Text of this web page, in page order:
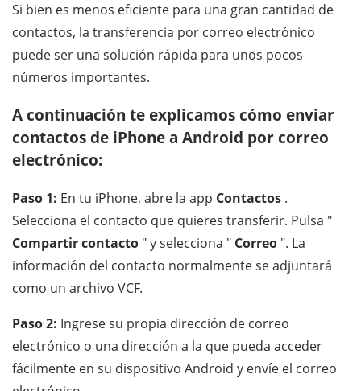
Si bien es menos eficiente para una gran cantidad de
contactos, la transferencia por correo electrónico
puede ser una solución rápida para unos pocos
números importantes.
A continuación te explicamos cómo enviar
contactos de iPhone a Android por correo
electrónico:
Paso 1: En tu iPhone, abre la app Contactos .
Selecciona el contacto que quieres transferir. Pulsa "
Compartir contacto " y selecciona " Correo ". La
información del contacto normalmente se adjuntará
como un archivo VCF.
Paso 2: Ingrese su propia dirección de correo
electrónico o una dirección a la que pueda acceder
fácilmente en su dispositivo Android y envíe el correo